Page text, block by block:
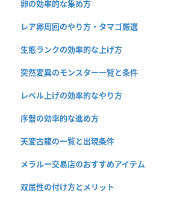
卵の効率的な集め方
レア卵周回のやり方・タマゴ厳選
生態ランクの効率的な上げ方
突然変異のモンスター一覧と条件
レベル上げの効率的なやり方
序盤の効率的な進め方
天変古龍の一覧と出現条件
メラルー交易店のおすすめアイテム
双属性の付け方とメリット